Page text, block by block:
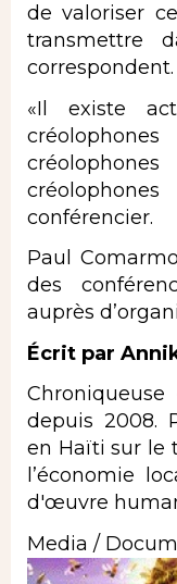
de valoriser
transmettre
correspondent.
«Il existe
conférencier.
Paul
des
auprès
Écrit par
depuis 2008.
en Haïti sur le
l’économie
d'œuvre
Media /
Image